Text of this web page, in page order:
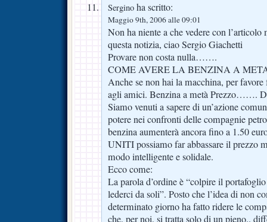
Sergino ha scritto:
Maggio 9th, 2006 alle 09:01
Non ha niente a che vedere con
questa notizia, ciao Sergio Giachetti
Provare non costa nulla…….
COME AVERE LA BENZINA A
Anche se non hai la macchina, per
agli amici. Benzina a metà Prezzo…….
Siamo venuti a sapere di un’azione
potere nei confronti delle compagnie
benzina aumenterà ancora fino a 1.50
UNITI possiamo far abbassare il prezzo
modo intelligente e solidale.
Ecco come:
La parola d’ordine è “colpire il
lederci da soli”. Posto che l’idea di non
determinato giorno ha fatto ridere le
che, per noi, si tratta solo di un pieno..